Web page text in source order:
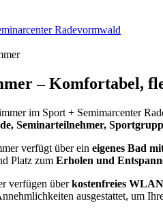
Radevormwald
– Komfortabel,
im Sport + Semimarcenter
Seminarteilnehmer,
verfügt über ein eigenes Bad
Platz zum Erholen und
verfügen überkostenfreies WLAN
ausgestattet, um